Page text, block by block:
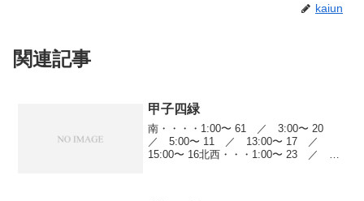
kaiun
関連記事
甲子四緑
南・・・・1:00〜 61 ／ 3:00〜 20
／ 5:00〜 11 ／ 13:00〜 17 ／
15:00〜 16北西・・・1:00〜 23 ／